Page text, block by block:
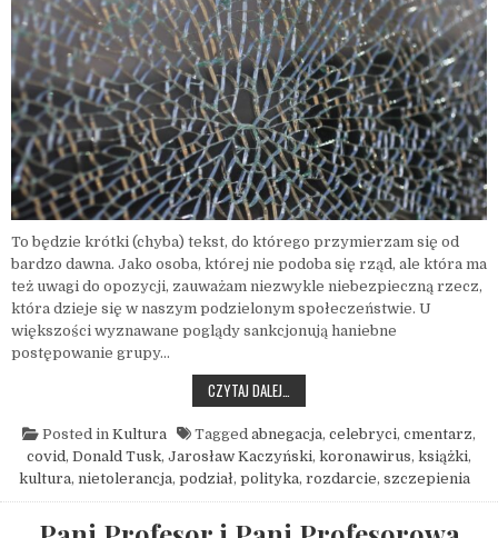
To będzie krótki (chyba) tekst, do którego przymierzam się od
bardzo dawna. Jako osoba, której nie podoba się rząd, ale która ma
też uwagi do opozycji, zauważam niezwykle niebezpieczną rzecz,
która dzieje się w naszym podzielonym społeczeństwie. U
większości wyznawane poglądy sankcjonują haniebne
postępowanie grupy…
CZYTAJ DALEJ…
Posted in Kultura Tagged abnegacja, celebryci, cmentarz,
covid, Donald Tusk, Jarosław Kaczyński, koronawirus, książki,
kultura, nietolerancja, podział, polityka, rozdarcie, szczepienia